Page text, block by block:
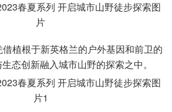
植根于新英格兰的户外基因和前卫的
态创新融入城市山野的探索之中。